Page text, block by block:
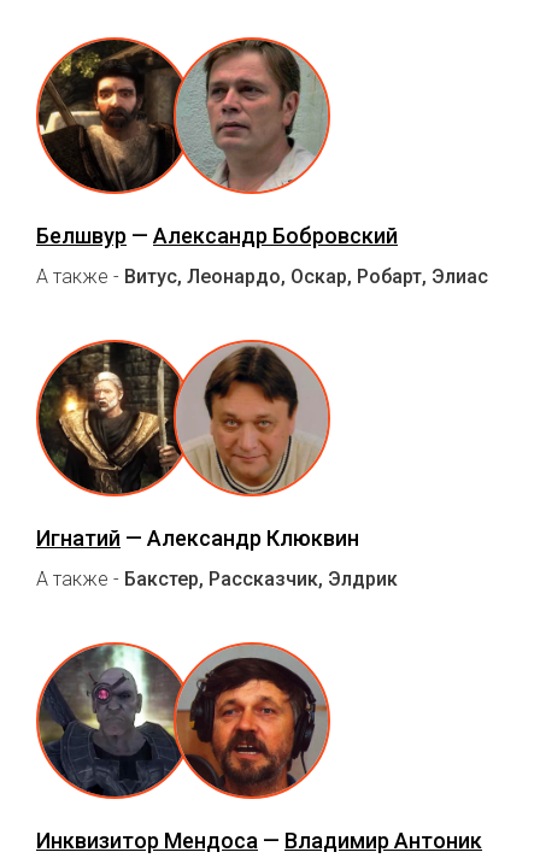
Белшвур — Александр Бобровский
А также - Витус, Леонардо, Оскар, Робарт, Элиас
Игнатий — Александр Клюквин
А также - Бакстер, Рассказчик, Элдрик
Инквизитор Мендоса — Владимир Антоник